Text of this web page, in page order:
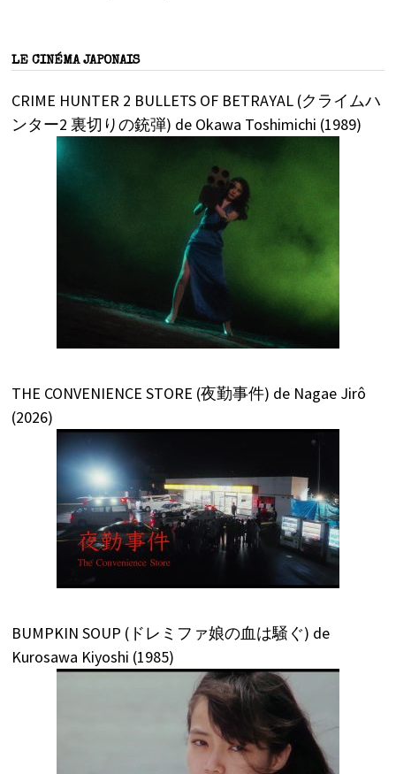
LE CINÉMA JAPONAIS
CRIME HUNTER 2 BULLETS OF BETRAYAL (クライムハ
ンター2 裏切りの銃弾) de Okawa Toshimichi (1989)
THE CONVENIENCE STORE (夜勤事件) de Nagae Jirô
(2026)
BUMPKIN SOUP (ドレミファ娘の血は騒ぐ) de
Kurosawa Kiyoshi (1985)